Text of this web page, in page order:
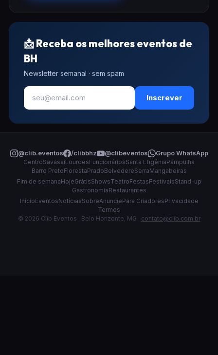
📩 Receba os melhores eventos de
BH
Newsletter semanal · sem spam
Inscrever
@clib.eventos /clibbhz @clibeventos Grupo WhatsApp
CentroSavassiLourdesFuncionáriosSanta EfigêniaPampulha
Barro PretoFlorestaPradoBelvedereSerraMangabeiras
Fim de semanaHojeGrátisShowsTeatroFestasFestivaisStand-up
GastronomiaRestaurantes
InícioEventosNotíciasSobreAnunciePara CriadoresPrivacidade
Termos
© 2026 Clib Eventos · Belo Horizonte, MG · contato@clib.com.br